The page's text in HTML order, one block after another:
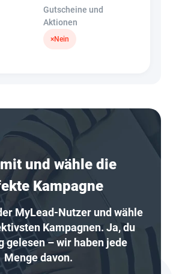
Gutscheine und
Aktionen
×Nein
und wähle die
Kampagne
MyLead-Nutzer und wähle
Kampagnen. Ja, du
gelesen – wir haben jede
Menge davon.